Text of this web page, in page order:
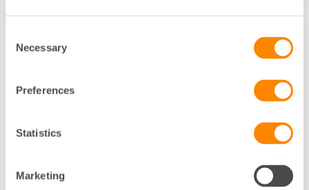
Selection
Necessary
Preferences
Statistics
Marketing
Se över belysningen
energiförbrukning. LED-lampor använder ungefär 20
procent av energin som en glödlampa kräver.
Besparingen ökar ytterligare om du väljer armaturer
som är närvarostyrda, så att lamporna inte står på